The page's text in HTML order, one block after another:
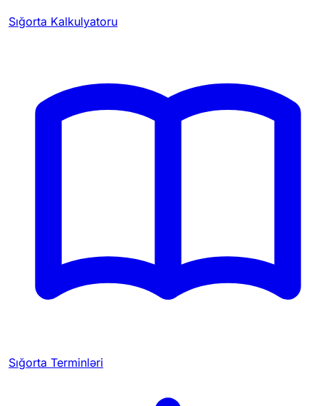
Sığorta Kalkulyatoru
Sığorta Terminləri